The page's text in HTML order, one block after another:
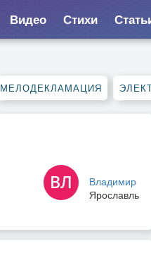
Видео Стихи
МЕЛОДЕКЛАМАЦИЯ
Владимир
Ярославль